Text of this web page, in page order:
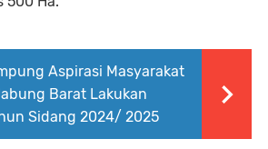
Aspirasi Masyarakat
Barat Lakukan
Sidang 2024/ 2025